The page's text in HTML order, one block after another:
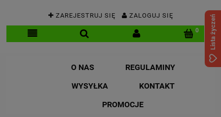
ZAREJESTRUJ SIĘ ZALOGUJ SIĘ
O NAS
REGULAMINY
WYSYŁKA
KONTAKT
PROMOCJE
Lista życzeń